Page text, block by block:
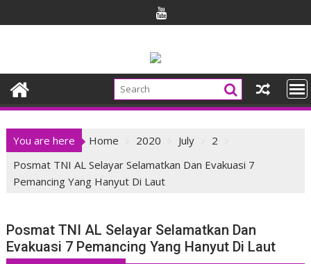
to
You are here Home 2020 July
2
Posmat TNI AL Selayar Selamatkan Dan Evakuasi 7
Pemancing Yang Hanyut Di Laut
Posmat TNI AL Selayar Selamatkan Dan
Evakuasi 7 Pemancing Yang Hanyut Di Laut